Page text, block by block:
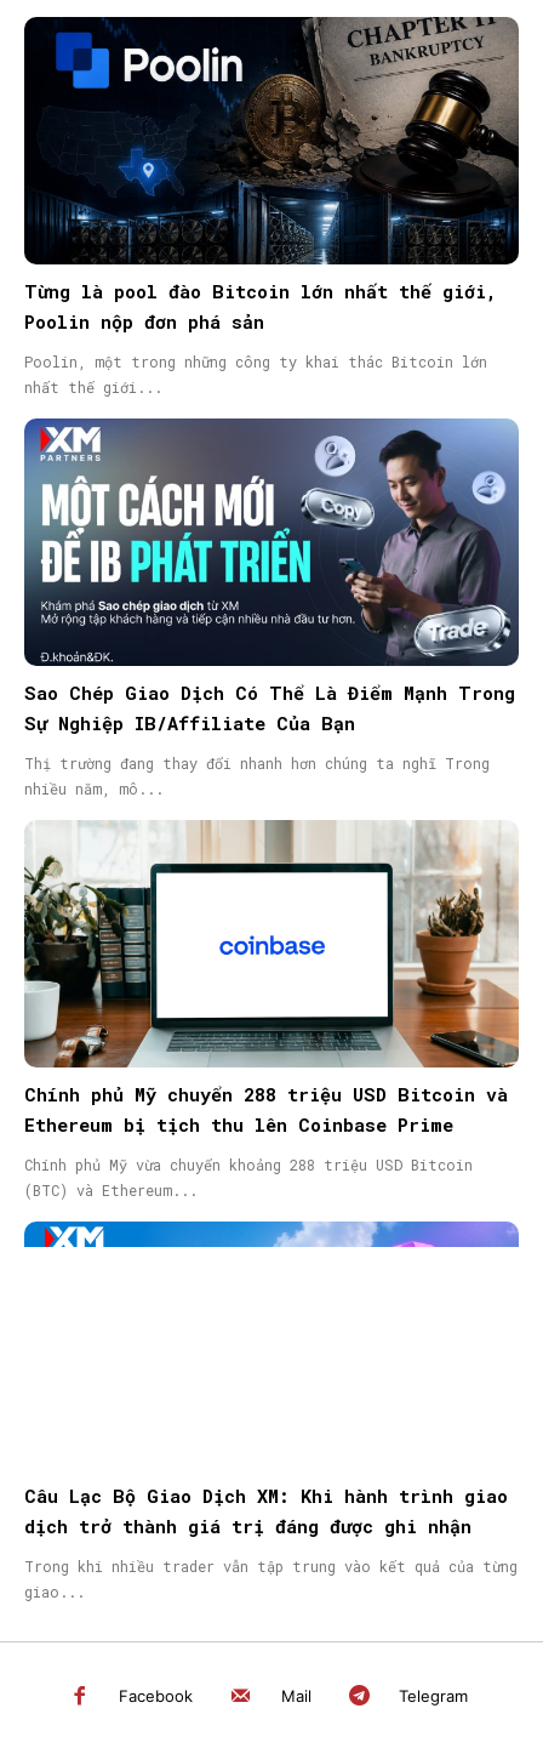
Từng là pool đào Bitcoin lớn nhất thế giới,
Poolin nộp đơn phá sản
Poolin, một trong những công ty khai thác Bitcoin lớn
nhất thế giới...
Sao Chép Giao Dịch Có Thể Là Điểm Mạnh Trong
Sự Nghiệp IB/Affiliate Của Bạn
Thị trường đang thay đổi nhanh hơn chúng ta nghĩ Trong
nhiều năm, mô...
Chính phủ Mỹ chuyển 288 triệu USD Bitcoin và
Ethereum bị tịch thu lên Coinbase Prime
Chính phủ Mỹ vừa chuyển khoảng 288 triệu USD Bitcoin
(BTC) và Ethereum...
Câu Lạc Bộ Giao Dịch XM: Khi hành trình giao
dịch trở thành giá trị đáng được ghi nhận
Trong khi nhiều trader vẫn tập trung vào kết quả của từng
giao...
Facebook Mail Telegram